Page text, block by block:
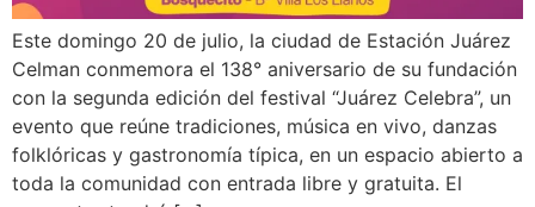
Este domingo 20 de julio, la ciudad de Estación Juárez
Celman conmemora el 138° aniversario de su fundación
con la segunda edición del festival “Juárez Celebra”, un
evento que reúne tradiciones, música en vivo, danzas
folklóricas y gastronomía típica, en un espacio abierto a
toda la comunidad con entrada libre y gratuita. El